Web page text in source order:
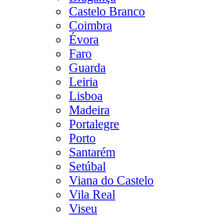
Castelo Branco
Coimbra
Évora
Faro
Guarda
Leiria
Lisboa
Madeira
Portalegre
Porto
Santarém
Setúbal
Viana do Castelo
Vila Real
Viseu